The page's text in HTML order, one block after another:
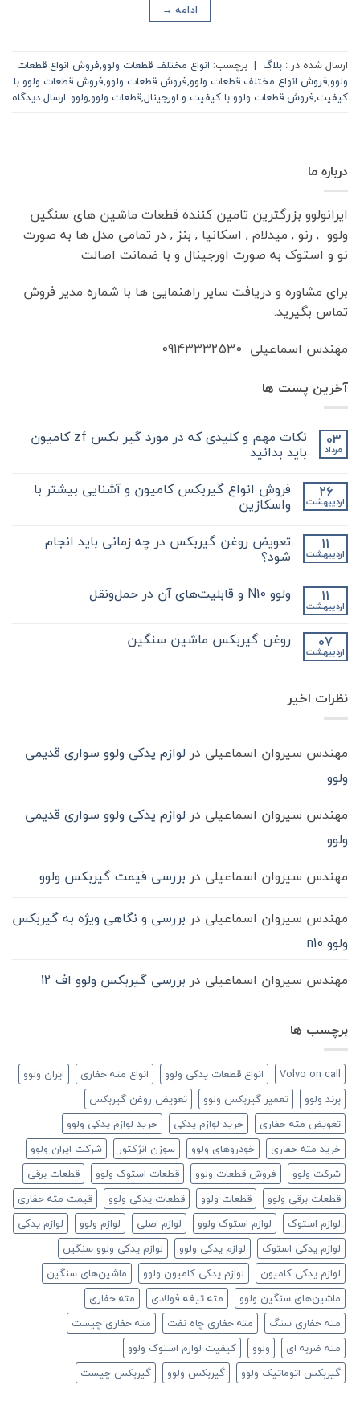
ادامه →
ارسال شده در : بلاگ | برچسب: انواع مختلف قطعات ولوو,فروش انواع قطعات
ولوو,فروش انواع مختلف قطعات ولوو,فروش قطعات ولوو,فروش قطعات ولوو با
کیفیت,فروش قطعات ولوو با کیفیت و اورجینال,قطعات ولوو,ولوو ارسال دیدگاه
درباره ما
ایرانولوو بزرگترین تامین کننده قطعات ماشین های سنگین
ولوو , رنو , میدلام , اسکانیا , بنز , در تمامی مدل ها به صورت
نو و استوک به صورت اورجینال و با ضمانت اصالت
برای مشاوره و دریافت سایر راهنمایی ها با شماره مدیر فروش
تماس بگیرید.
مهندس اسماعیلی 09143332530
آخرین پست ها
03
مرداد
نکات مهم و کلیدی که در مورد گیر بکس zf کامیون
باید بدانید
دیدگاهی
نکات
مهم
کلیدی
در
مورد
بکس
کامیون
باید
نشده 26
اردیبهشت
فروش انواع گیربکس کامیون و آشنایی بیشتر با
واسکازین
برای
فروش
انواع
و
آشنایی
واسکازین
ثبت
نشده 11
اردیبهشت
تعویض روغن گیربکس در چه زمانی باید انجام
شود؟
برای
تعویض
در
چه
ثبت
نشده 11
اردیبهشت
ولوو N10 و قابلیت‌های آن در حمل‌ونقل
ولوو
N10
حمل‌ونقل
ثبت
نشده 07
اردیبهشت
روغن گیربکس ماشین سنگین
گیربکس
ماشیننظرات اخیر
مهندس سیروان اسماعیلی در لوازم یدکی ولوو سواری قدیمی
ولوو
مهندس سیروان اسماعیلی در لوازم یدکی ولوو سواری قدیمی
ولوو
مهندس سیروان اسماعیلی در بررسی قیمت گیربکس ولوو
مهندس سیروان اسماعیلی در بررسی و نگاهی ویژه به گیربکس
ولوو n10
مهندس سیروان اسماعیلی در بررسی گیربکس ولوو اف 12
برچسب ها
Volvo on call انواع قطعات یدکی ولوو انواع مته حفاری
ایران ولوو
برند ولوو
تعمیر گیربکس ولوو
تعویض روغن گیربکس
تعویض مته حفاری
خرید لوازم یدکی
خرید لوازم یدکی ولوو
خرید مته حفاری
خودروهای ولوو سوزن انژکتور
شرکت ایران ولوو
شرکت ولوو
فروش قطعات ولوو قطعات استوک ولوو
قطعات برقی
قطعات برقی ولوو
قطعات ولوو قطعات یدکی ولوو
قیمت مته حفاری
لوازم استوک
لوازم استوک ولوو لوازم اصلی لوازم ولوو
لوازم یدکی
لوازم یدکی استوک
لوازم یدکی ولوو
لوازم یدکی ولوو سنگین
لوازم یدکی کامیون
لوازم یدکی کامیون ولوو
ماشین‌های سنگین
ماشین‌های سنگین ولوو
مته تیغه فولادی
مته حفاری
مته حفاری سنگ
مته حفاری چاه نفت
مته حفاری چیست
مته ضربه ای
ولوو
کیفیت لوازم استوک ولوو
گیربکس اتوماتیک ولوو
گیربکس ولوو گیربکس چیست